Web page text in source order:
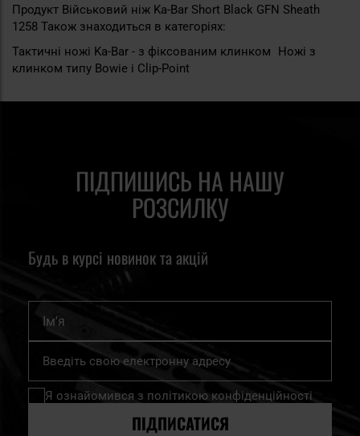
Продукт Військовий ніж Ka-Bar Short Black GFN Sheath
1258 Також знаходиться в категоріях:
Тактичні ножі Ka-Bar - з фіксованим клинком
Ножі з
клинком типу Bowie i Clip-Point
ПІДПИШИСЬ НА НАШУ
РОЗСИЛКУ
Будь в курсі новинок та акцій
Підпишіться
нашу
розсилку
Я ознайомився з політикою конфіденційності
ПІДПИСАТИСЯ